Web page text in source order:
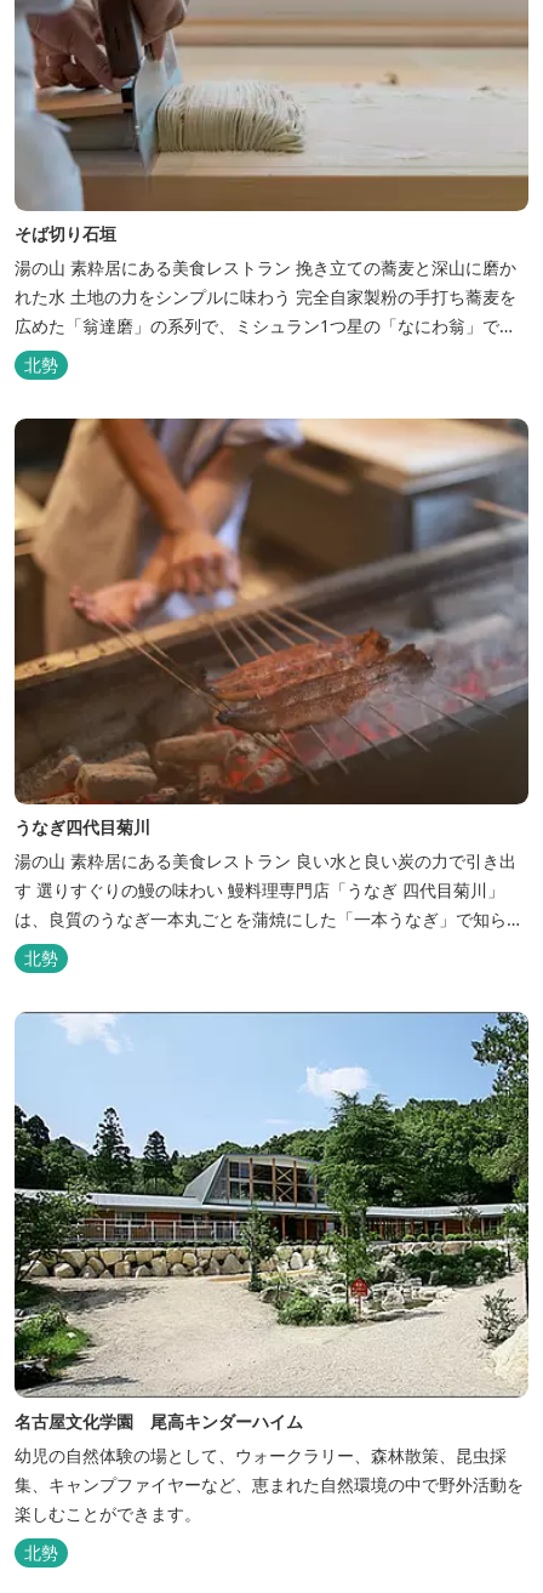
そば切り石垣
湯の山 素粋居にある美食レストラン 挽き立ての蕎麦と深山に磨か
れた水 土地の力をシンプルに味わう 完全自家製粉の手打ち蕎麦を
広めた「翁達磨」の系列で、ミシュラン1つ星の「なにわ翁」で研
鑽を積んだ石垣雄介氏が開業した「そば切り石垣」。 翁伝統の完全
自家製粉による二八蕎麦を踏襲し、蕎麦と酒をシンプルに楽しむ店
を実現しました。国産蕎麦の香りを存分に引き出す、湯の山温泉の
天然の水の力...
北勢
うなぎ四代目菊川
湯の山 素粋居にある美食レストラン 良い水と良い炭の力で引き出
す 選りすぐりの鰻の味わい 鰻料理専門店「うなぎ 四代目菊川」
は、良質のうなぎ一本丸ごとを蒲焼にした「一本うなぎ」で知られ
ます。大きさも太さも極上の鰻を厳選し、皮をパリッと焼き上げて
も身質がフワッとやわらかい、贅沢な食感を実現。 鮮度抜群の鰻を
毎日捌き、良質の炭で焼き立てを供します。素材から炭まで、鰻の
美味しさを熟...
北勢
名古屋文化学園 尾高キンダーハイム
幼児の自然体験の場として、ウォークラリー、森林散策、昆虫採
集、キャンプファイヤーなど、恵まれた自然環境の中で野外活動を
楽しむことができます。
北勢